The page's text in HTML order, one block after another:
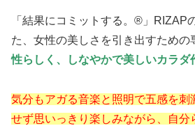
「結果にコミットする。®」RIZAP
た、女性の美しさを引き出すための
性らしく、しなやかで美しいカラダ
気分もアガる音楽と照明で五感を刺
せず思いっきり楽しみながら、自分